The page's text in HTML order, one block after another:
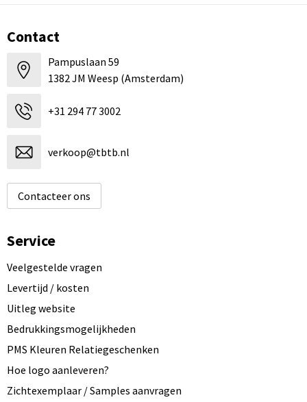
Contact
Pampuslaan 59
1382 JM Weesp (Amsterdam)
+31 294 77 3002
verkoop@tbtb.nl
Contacteer ons
Service
Veelgestelde vragen
Levertijd / kosten
Uitleg website
Bedrukkingsmogelijkheden
PMS Kleuren Relatiegeschenken
Hoe logo aanleveren?
Zichtexemplaar / Samples aanvragen